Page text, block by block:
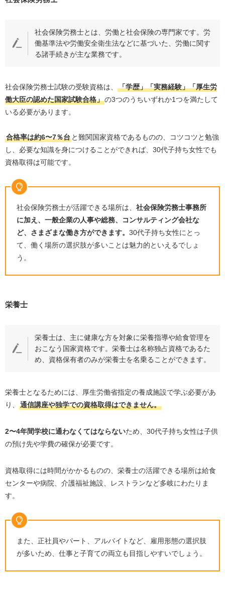
社会保険労務士とは、労働と社会保険の専門家です。労
働基準法や労働安全衛生法などに基づいた、労働に関す
る諸手続きが主な業務です。
社会保険労務士試験の受験資格は、
「学歴」「実務経験」「厚生労
働大臣の認めた国家試験合格」の3つのうちいずれか1つを満たして
いる必要があります。
合格率は約6〜7％台と難関国家資格であるものの、コツコツと勉強
し、必要な知識を身につけることができれば、 30代子持ち女性でも
資格取得は可能です。
社会保険労務士が活躍できる場所は、 社会保険労務士事務所
に加え、一般企業の人事や総務、コンサルティング会社な
ど、さまざまな働き方ができます。 30代子持ち女性にとっ
て、働く場所の選択肢が多いことは魅力的といえるでしょ
う。
栄養士
栄養士は、主に健康な方を対象に栄養指導や給食管理を
おこなう国家資格です。栄養士は名称独占資格であるた
め、資格保有者のみが栄養士を名乗ることができます。
栄養士となるためには、厚生労働省指定の養成施設で学ぶ必要があ
り、
通信講座や独学での資格取得はできません。
2〜4年間学校に通わなくてはならないため、 30代子持ち女性は子供
の預け先や学費の確保が必要です。
資格取得には時間がかかるものの、栄養士の活躍できる場所は給食
センターや病院、介護福祉施設、レストランなど多岐にわたりま
す。
また、正社員やパート、アルバイトなど、雇用形態の選択肢
が多いため、仕事と子育ての両立も目指しやすいでしょう。